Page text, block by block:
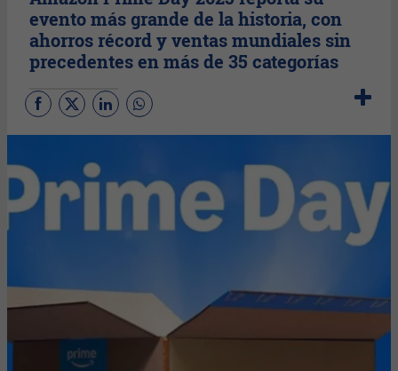
evento más grande de la historia, con
ahorros récord y ventas mundiales sin
precedentes en más de 35 categorías